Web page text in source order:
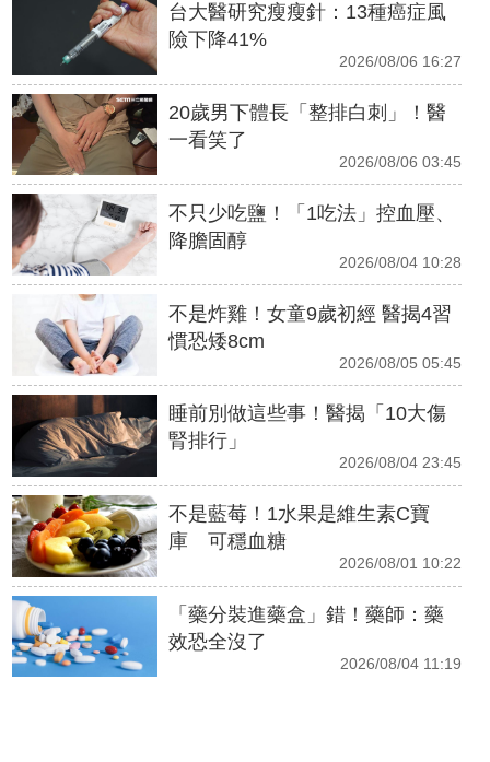
台大醫研究瘦瘦針：13種癌症風
險下降41%
2026/08/06 16:27
20歲男下體長「整排白刺」！醫
一看笑了
2026/08/06 03:45
不只少吃鹽！「1吃法」控血壓、
降膽固醇
2026/08/04 10:28
不是炸雞！女童9歲初經 醫揭4習
慣恐矮8cm
2026/08/05 05:45
睡前別做這些事！醫揭「10大傷
腎排行」
2026/08/04 23:45
不是藍莓！1水果是維生素C寶
庫 可穩血糖
2026/08/01 10:22
「藥分裝進藥盒」錯！藥師：藥
效恐全沒了
2026/08/04 11:19